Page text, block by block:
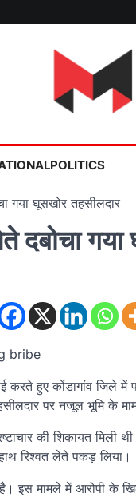
POLITICS
गया घूसखोर तहसीलदार
गया
bribe
करते हुए कोंडागांव जिले
पर नजूल भूमि के
की शिकायत मिली
रिश्वत लेते पकड़ लिया।
इस मामले में आरोपी के